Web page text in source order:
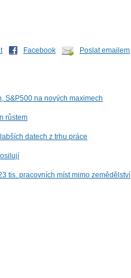
Facebook Poslat emailem
S&P500 na nových maximech
růstem
datech z trhu práce
tis. pracovních míst mimo zemědělství